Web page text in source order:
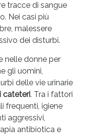
tracce di sangue
Nei casi più
malessere
dei disturbi.
nelle donne per
gli uomini,
delle vie urinarie
cateteri. Tra i fattori
frequenti, igiene
aggressivi,
antibiotica e
al 45% oggi!